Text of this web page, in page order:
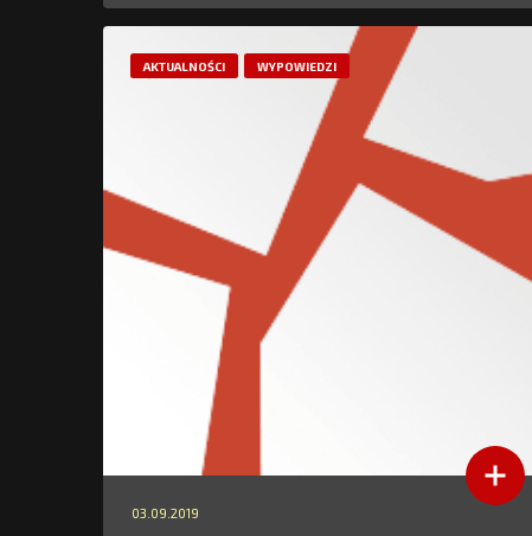
AKTUALNOŚCI WYPOWIEDZI
03.09.2019